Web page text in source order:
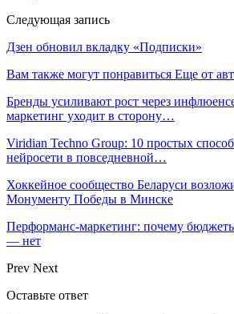
Следующая запись
Дзен обновил вкладку «Подписки»
Вам также могут понравиться Еще от
Бренды усиливают рост через
маркетинг уходит в сторону…
Viridian Techno Group: 10 простых
нейросети в повседневной…
Хоккейное сообщество Беларуси
Монументу Победы в Минске
Перформанс-маркетинг: почему бюджеты
— нет
Prev Next
Оставьте ответ